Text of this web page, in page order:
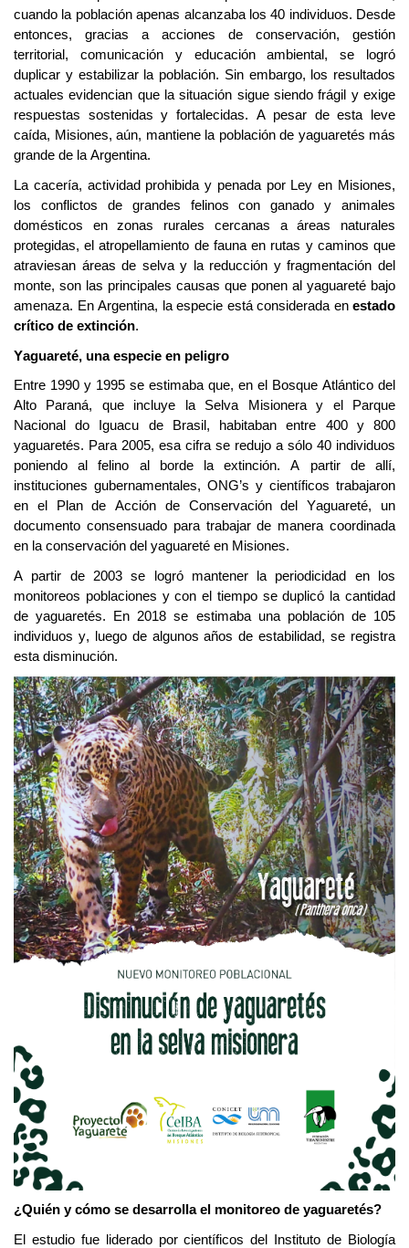
cuando la población apenas alcanzaba los 40 individuos. Desde
entonces, gracias a acciones de conservación, gestión
territorial, comunicación y educación ambiental, se logró
duplicar y estabilizar la población. Sin embargo, los resultados
actuales evidencian que la situación sigue siendo frágil y exige
respuestas sostenidas y fortalecidas. A pesar de esta leve
caída, Misiones, aún, mantiene la población de yaguaretés más
grande de la Argentina.
La cacería, actividad prohibida y penada por Ley en Misiones,
los conflictos de grandes felinos con ganado y animales
domésticos en zonas rurales cercanas a áreas naturales
protegidas, el atropellamiento de fauna en rutas y caminos que
atraviesan áreas de selva y la reducción y fragmentación de
monte, son las principales causas que ponen al yaguareté bajo
amenaza. En Argentina, la especie está considerada en estado
crítico de extinción.
Yaguareté, una especie en peligro
Entre 1990 y 1995 se estimaba que, en el Bosque Atlántico del
Alto Paraná, que incluye la Selva Misionera y el Parque
Nacional do
Iguacu de Brasil, habitaban entre 400 y 800
yaguaretés. Para 2005, esa cifra se redujo a sólo 40 individuos
poniendo al felino al borde la extinción. A partir de allí,
instituciones gubernamentales, ONG’s y científicos trabajaron
en el Plan de Acción de Conservación del Yaguareté, un
documento consensuado para trabajar de manera coordinada
en la conservación del yaguareté en Misiones.
A partir de 2003 se logró mantener la periodicidad en los
monitoreos poblaciones y con el tiempo se duplicó la cantidad
de yaguaretés. En 2018 se estimaba una población de 105
individuos y, luego de algunos años de estabilidad, se registra
esta disminución.
¿Quién y cómo se desarrolla el monitoreo de yaguaretés?
El estudio fue liderado por científicos del Instituto de Biología